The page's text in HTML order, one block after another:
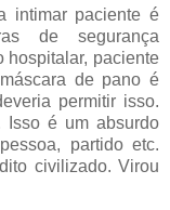
intimar paciente é
de segurança
hospitalar, paciente
de pano é
permitir isso.
Isso é um absurdo
partido etc.
civilizado. Virou